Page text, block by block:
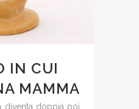
IN CUI
MAMMA
diventa doppia poi